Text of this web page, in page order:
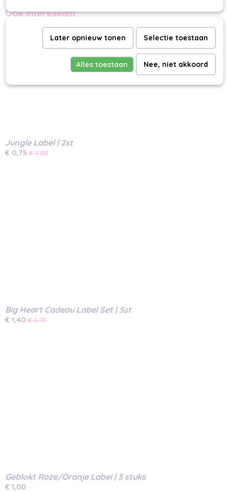
Ook interessant
Jungle Label | 2st
€ 0,75 € 1,00
Big Heart Cadeau Label Set | 5st
€ 1,40€ 1,75
Geblokt Roze/Oranje Label | 3 stuks
€ 1,00
Later opnieuw tonen Selectie toestaan
Alles toestaan Nee, niet akkoord